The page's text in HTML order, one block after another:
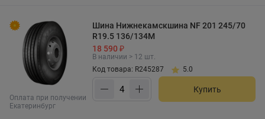
Оплата при получении
Екатеринбург
Шина Нижнекамскшина NF 201 245/70
R19.5 136/134M
18 590 ₽
В наличии > 12 шт.
Код товара: R245287
5.0
Купить